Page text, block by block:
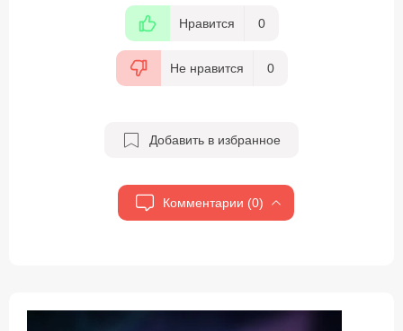
Нравится 0
Не нравится 0
Добавить в избранное
Комментарии (0)